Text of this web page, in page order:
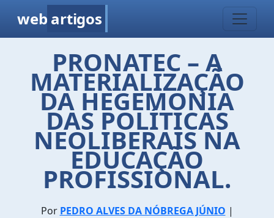
web artigos
PRONATEC – A
MATERIALIZAÇÃO
DA HEGEMONIA
DAS POLÍTICAS
NEOLIBERAIS NA
EDUCAÇÃO
PROFISSIONAL.
Por PEDRO ALVES DA NÓBREGA JÚNIO |